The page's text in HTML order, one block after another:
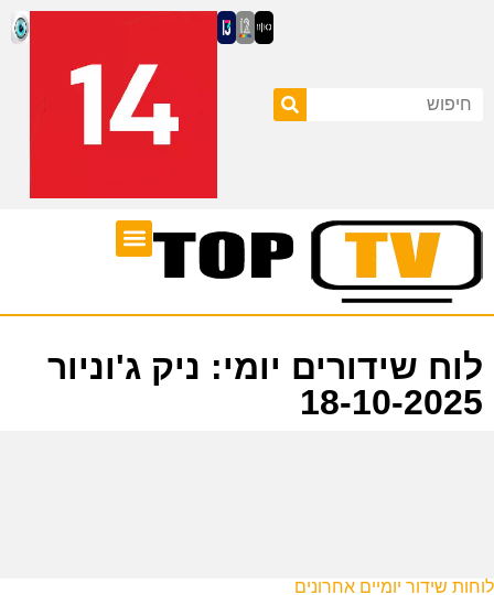
לוח שידורים יומי: ניק ג'וניור
18-10-2025
לוחות שידור יומיים אחרונים